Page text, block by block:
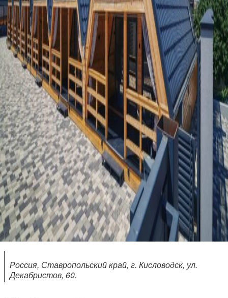
Россия, Ставропольский край, г. Кисловодск, ул.
Декабристов, 60.